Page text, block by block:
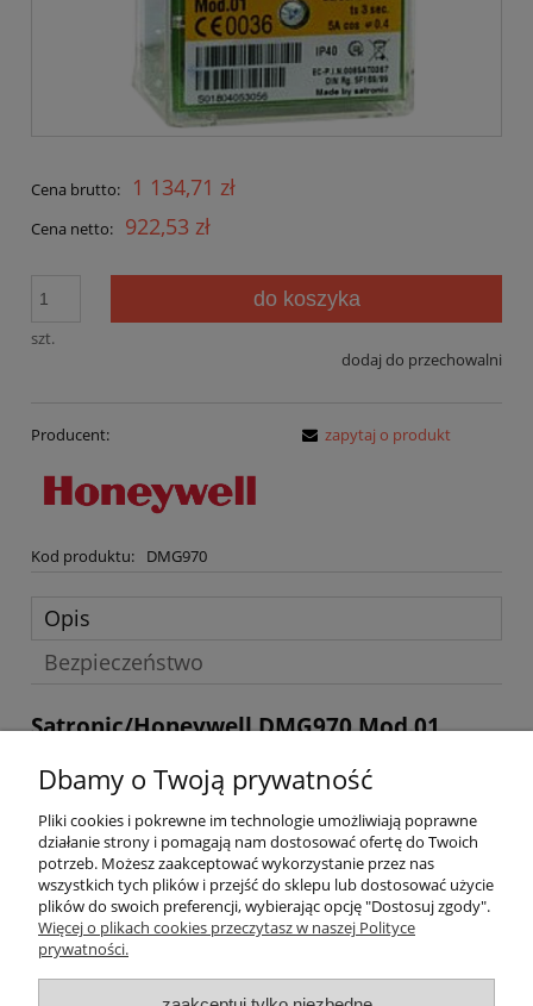
Cena brutto: 1 134,71 zł
Cena netto: 922,53 zł
szt.
do koszyka
dodaj do przechowalni
Producent:
Kod produktu: DMG970
zapytaj o produkt
Opis
Bezpieczeństwo
Satronic/Honeywell DMG970 Mod.01
Potrzebujesz wersji, której nie znalazłeś w naszym sklepie prosimy
o kontakt z działem handlowym:
FORMULARZ
KONTAKTOWY MAIL:biuro@gribet.pl TEL.
722282101
Pomoc
Dostawa
Dbamy o Twoją prywatność
Pliki cookies i pokrewne im technologie umożliwiają poprawne
działanie strony i pomagają nam dostosować ofertę do Twoich
potrzeb. Możesz zaakceptować wykorzystanie przez nas
wszystkich tych plików i przejść do sklepu lub dostosować użycie
plików do swoich preferencji, wybierając opcję "Dostosuj zgody".
Więcej o plikach cookies przeczytasz w naszej Polityce
prywatności.